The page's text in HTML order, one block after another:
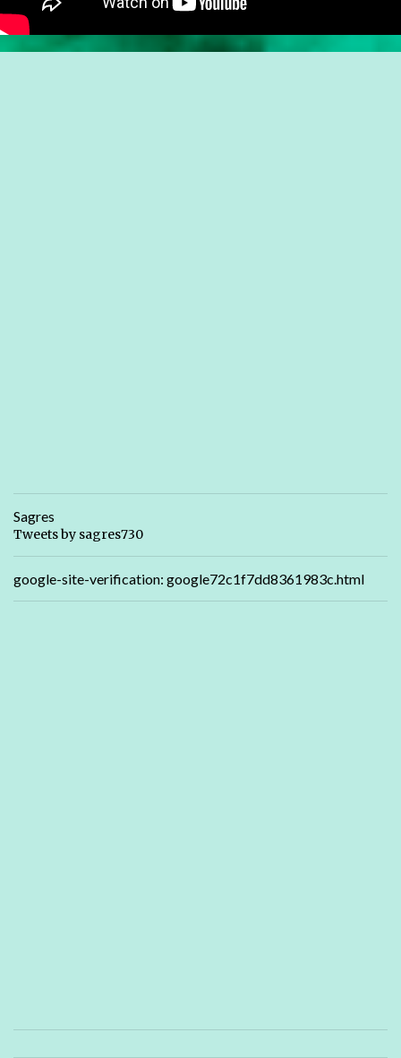
Sagres
Tweets by sagres730
google-site-verification: google72c1f7dd8361983c.html